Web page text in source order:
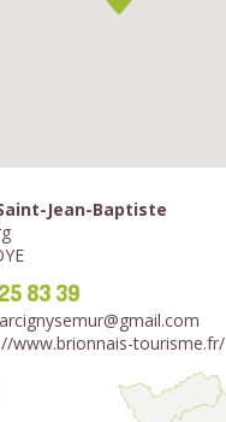
Jean-Baptiste
83 39
www.brionnais-tourisme.fr/